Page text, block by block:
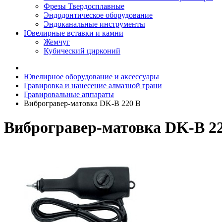
Фрезы Твердосплавные
Эндодонтическое оборудование
Эндоканальные инструменты
Ювелирные вставки и камни
Жемчуг
Кубический цирконий
Ювелирное оборудование и аксессуары
Гравировка и нанесение алмазной грани
Гравировальные аппараты
Виброгравер-матовка DK-B 220 В
Виброгравер-матовка DK-B